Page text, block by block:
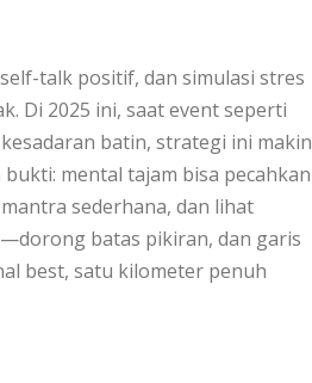
talk positif, dan simulasi stres
Di 2025 ini, saat event seperti
batin, strategi ini makin
mental tajam bisa pecahkan
sederhana, dan lihat
batas pikiran, dan garis
best, satu kilometer penuh